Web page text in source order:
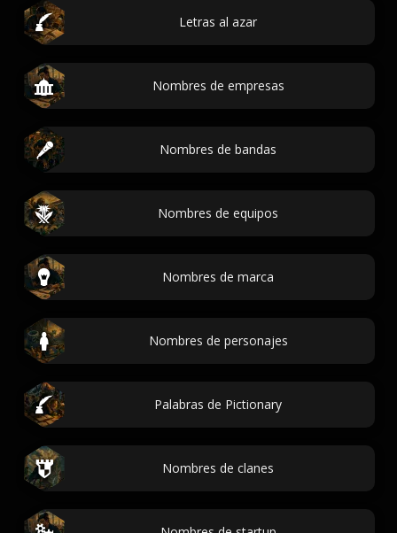
Letras al azar
Nombres de empresas
Nombres de bandas
Nombres de equipos
Nombres de marca
Nombres de personajes
Palabras de Pictionary
Nombres de clanes